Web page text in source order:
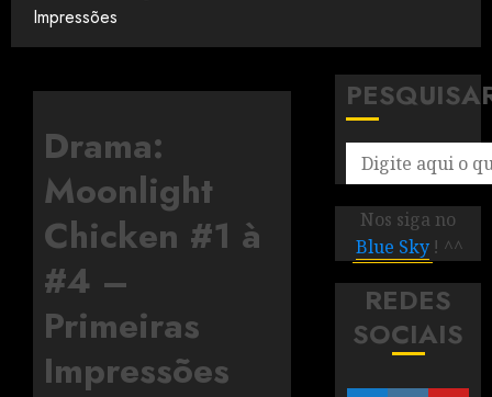
Impressões
Drama:
Moonlight
Chicken #1 à
#4 –
Primeiras
Impressões
Nos siga no
Blue Sky ! ^^
REDES
SOCIAIS